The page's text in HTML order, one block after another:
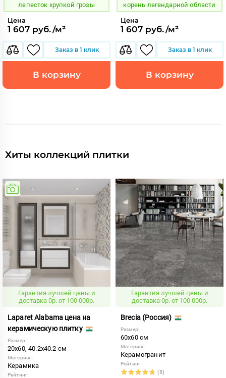
лепесток хрупкой грозы
Цена
1 607 руб./м²
Заказ в 1 клик
В корзину
корень легендарной области
Цена
1 607 руб./м²
Заказ в 1 клик
В корзину
Хиты коллекций плитки
Гарантия лучшей цены и
доставка 0р. от 100 000р.
Laparet Alabama цена на
керамическую плитку
Размер:
20x60, 40.2x40.2 см
Материал:
Керамика
Рейтинг:
Гарантия лучшей цены и
доставка 0р. от 100 000р.
Brecia (Россия)
Размер:
60x60 см
Материал:
Керамогранит
Рейтинг:
(8)